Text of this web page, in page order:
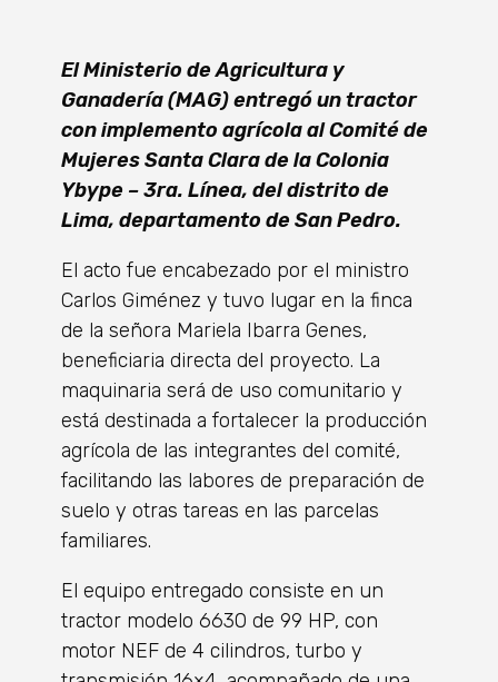
El Ministerio de Agricultura y
Ganadería (MAG) entregó un tractor
con implemento agrícola al Comité de
Mujeres Santa Clara de la Colonia
Ybype – 3ra. Línea, del distrito de
Lima, departamento de San Pedro.
El acto fue encabezado por el ministro
Carlos Giménez y tuvo lugar en la finca
de la señora Mariela Ibarra Genes,
beneficiaria directa del proyecto. La
maquinaria será de uso comunitario y
está destinada a fortalecer la producción
agrícola de las integrantes del comité,
facilitando las labores de preparación de
suelo y otras tareas en las parcelas
familiares.
El equipo entregado consiste en un
tractor modelo 6630 de 99 HP, con
motor NEF de 4 cilindros, turbo y